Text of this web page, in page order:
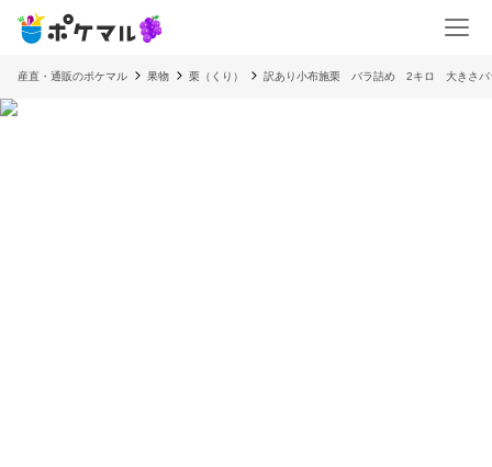
産直・通販のポケマル 果物 栗（くり） 訳あり小布施栗 バラ詰め 2キロ 大きさバ